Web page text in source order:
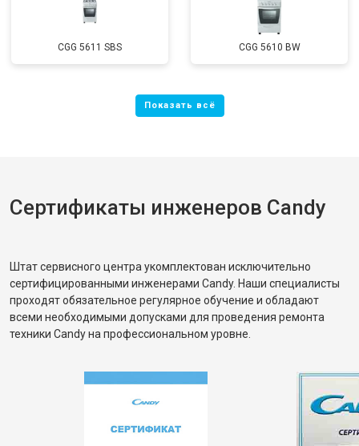
CGG 5611 SBS CGG 5610 BW
Сертификаты инженеров Candy
Штат сервисного центра укомплектован исключительно
сертифицированными инженерами Candy. Наши специалисты
проходят обязательное регулярное обучение и обладают
всеми необходимыми допусками для проведения ремонта
техники Candy на профессиональном уровне.